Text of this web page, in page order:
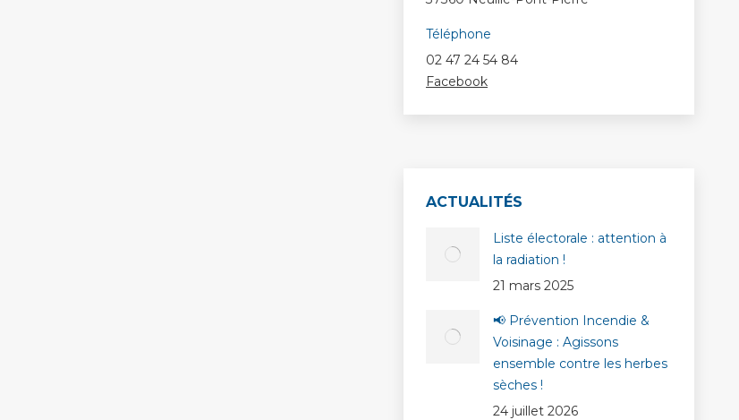
Téléphone
02 47 24 54 84
Facebook
ACTUALITÉS
Liste électorale : attention à
la radiation !
21 mars 2025
📢 Prévention Incendie &
Voisinage : Agissons
ensemble contre les herbes
sèches !
24 juillet 2026